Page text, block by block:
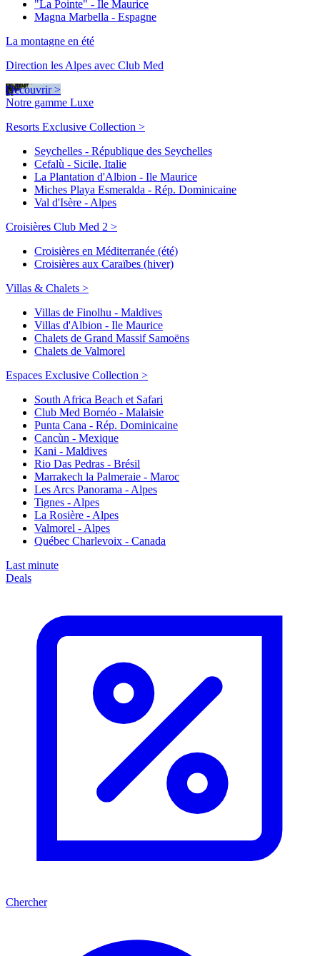
"La Pointe" - Ile Maurice
Magna Marbella - Espagne
La montagne en été
Direction les Alpes avec Club Med
Découvrir >
Notre gamme Luxe
Resorts Exclusive Collection >
Seychelles - République des Seychelles
Cefalù - Sicile, Italie
La Plantation d'Albion - Ile Maurice
Miches Playa Esmeralda - Rép. Dominicaine
Val d'Isère - Alpes
Croisières Club Med 2 >
Croisières en Méditerranée (été)
Croisières aux Caraïbes (hiver)
Villas & Chalets >
Villas de Finolhu - Maldives
Villas d'Albion - Ile Maurice
Chalets de Grand Massif Samoëns
Chalets de Valmorel
Espaces Exclusive Collection >
South Africa Beach et Safari
Club Med Bornéo - Malaisie
Punta Cana - Rép. Dominicaine
Cancùn - Mexique
Kani - Maldives
Rio Das Pedras - Brésil
Marrakech la Palmeraie - Maroc
Les Arcs Panorama - Alpes
Tignes - Alpes
La Rosière - Alpes
Valmorel - Alpes
Québec Charlevoix - Canada
Last minute
Deals
Chercher